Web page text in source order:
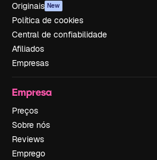
Originais New
Política de cookies
Central de confiabilidade
Afiliados
Empresas
Empresa
Preços
Sobre nós
Reviews
Emprego